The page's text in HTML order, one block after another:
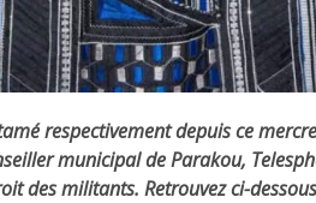
respectivement depuis ce
municipal de Parakou,
des militants. Retrouvez ci-